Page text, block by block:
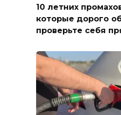
10 летних
которые дорого
проверьте себя